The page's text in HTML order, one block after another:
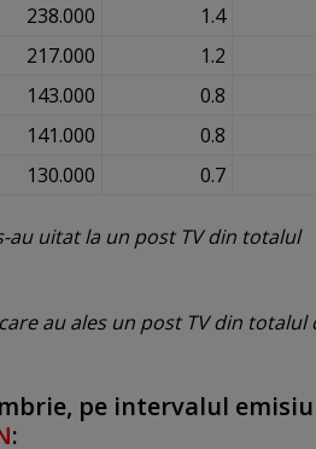
238.000
1.4
217.000
1.2
143.000
0.8
141.000
0.8
130.000 0.7
uitat la un post TV din totalul
au ales un post TV din totalul
pe intervalul
: